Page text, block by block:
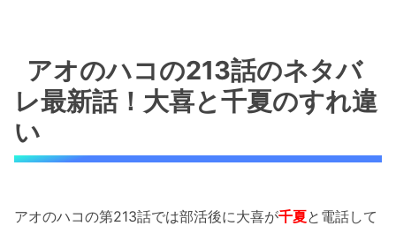
アオのハコの213話のネタバ
レ最新話！大喜と千夏のすれ違
い
アオのハコの第213話では部活後に大喜が千夏と電話して